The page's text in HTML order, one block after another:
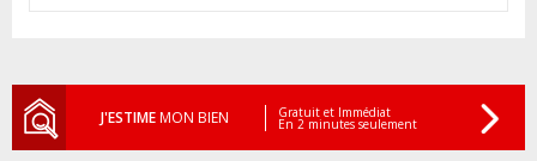
J'ESTIMEMON BIEN Gratuit et Immédiat
En 2 minutes seulement